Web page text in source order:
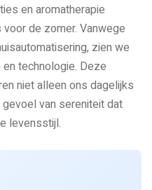
en aromatherapie
de zomer. Vanwege
zien we
technologie. Deze
niet alleen ons dagelijks
van sereniteit dat
levensstijl.